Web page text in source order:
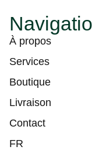
À propos
Services
Boutique
Livraison
Contact
FR